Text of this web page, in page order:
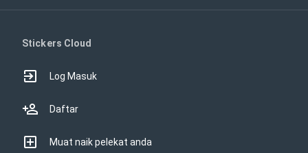
Stickers Cloud
Log Masuk
Daftar
Muat naik pelekat anda